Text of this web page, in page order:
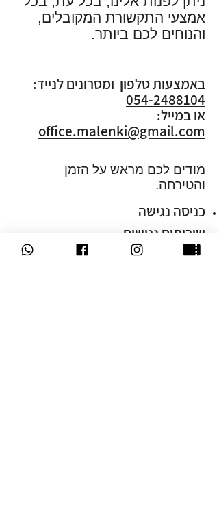
אמצעי התקשורת המקובלים,
והנוחים לכם ביותר.
באמצעות טלפון ומסרונים לנייד:
054-2488104
או במייל:
office.malenki@gmail.com
מודים לכם מראש על הזמן
והטירחה.
כניסה נגישה
שירותים נגישים
מערכת שמע